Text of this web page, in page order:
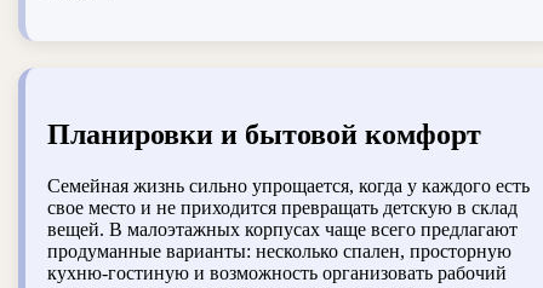
Планировки и бытовой комфорт
Семейная жизнь сильно упрощается, когда у каждого есть
свое место и не приходится превращать детскую в склад
вещей. В малоэтажных корпусах чаще всего предлагают
продуманные варианты: несколько спален, просторную
кухню-гостиную и возможность организовать рабочий